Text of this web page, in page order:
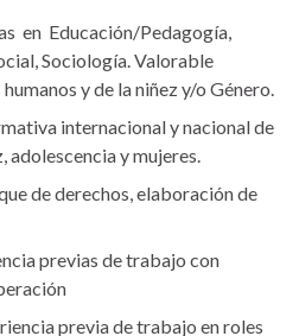
en Educación/Pedagogía,
Sociología. Valorable
y de la niñez y/o Género.
internacional y nacional de
adolescencia y mujeres.
de derechos, elaboración de
previas de trabajo con
previa de trabajo en roles